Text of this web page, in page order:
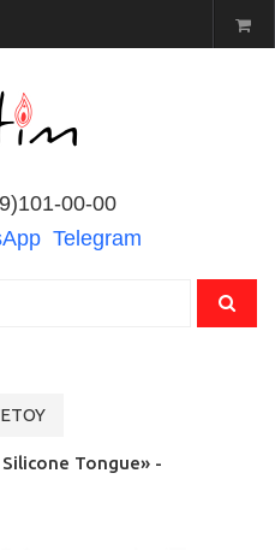
00-00
Telegram
Tongue» -